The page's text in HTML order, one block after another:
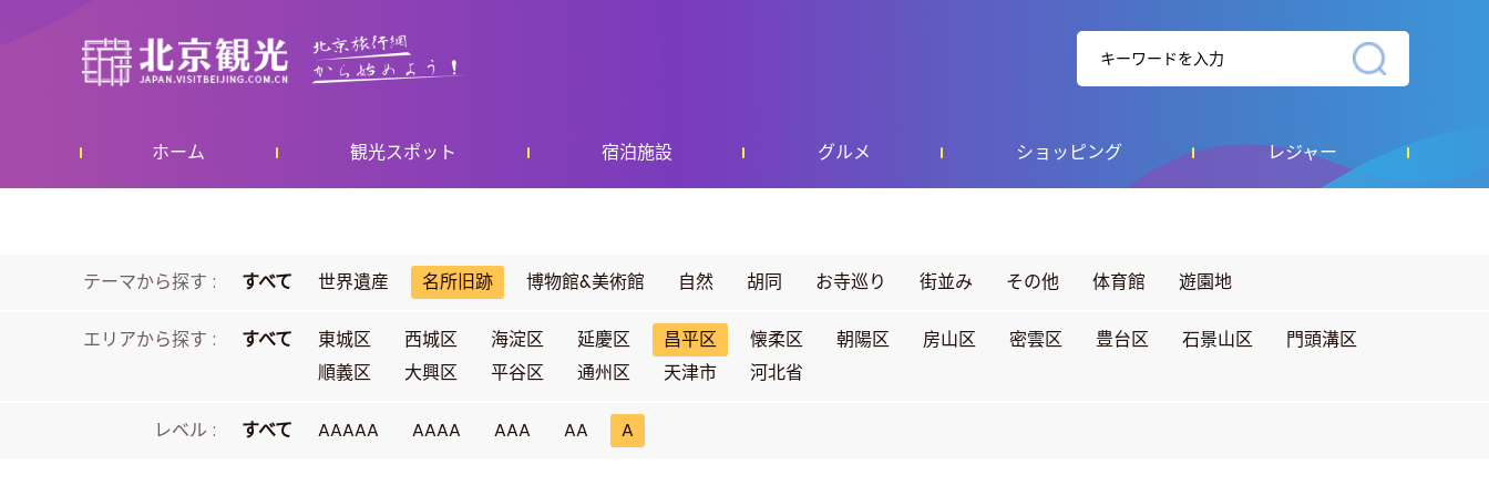
ホーム 観光スポット 宿泊施設 グルメ ショッピング レジャー
テーマから探す : すべて 世界遺産 名所旧跡 博物館&美術館 自然 胡同 お寺巡り 街並み その他 体育館 遊園地
エリアから探す : すべて 東城区 西城区 海淀区 延慶区 昌平区 懐柔区 朝陽区 房山区 密雲区 豊台区 石景山区
門頭溝区
順義区
大興区 平谷区 通州区 天津市 河北省
レベル : すべて AAAAA AAAA AAA AA A